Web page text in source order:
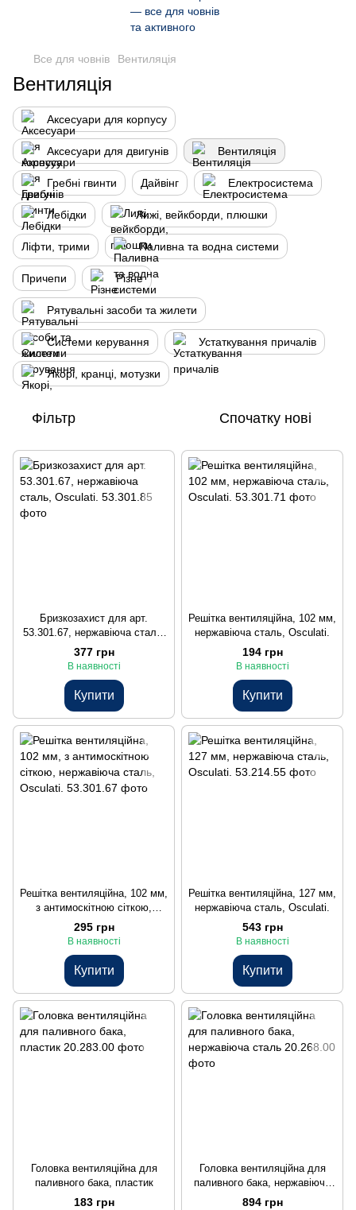
Все для човнів Вентиляція
Вентиляція
Аксесуари для корпусу
Аксесуари для двигунів Вентиляція
Гребні гвинти Дайвінг Електросистема
Лебідки Лижі, вейкборди, плюшки
Ліфти, трими Паливна та водна системи
Причепи Різне
Рятувальні засоби та жилети
Системи керування Устаткування причалів
Якорі, кранці, мотузки
Фільтр Спочатку нові
Бризкозахист для арт.
53.301.67, нержавіюча сталь,
Osculati.
377 грн
В наявності
Купити
Решітка вентиляційна, 102 мм,
нержавіюча сталь, Osculati.
194 грн
В наявності
Купити
Решітка вентиляційна, 102 мм,
з антимоскітною сіткою,
нержавіюча сталь, Osculati.
295 грн
В наявності
Купити
Решітка вентиляційна, 127 мм,
нержавіюча сталь, Osculati.
543 грн
В наявності
Купити
Головка вентиляційна для
паливного бака, пластик
183 грн
Головка вентиляційна для
паливного бака, нержавіюча
сталь
894 грн